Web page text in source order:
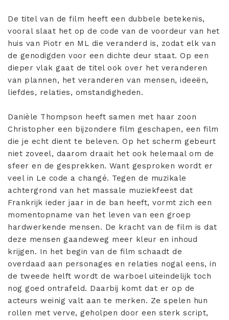
De titel van de film heeft een dubbele betekenis,
vooral slaat het op de code van de voordeur van het
huis van Piotr en ML die veranderd is, zodat elk van
de genodigden voor een dichte deur staat. Op een
dieper vlak gaat de titel ook over het veranderen
van plannen, het veranderen van mensen, ideeën,
liefdes, relaties, omstandigheden.
Danièle Thompson heeft samen met haar zoon
Christopher een bijzondere film geschapen, een film
die je echt dient te beleven. Op het scherm gebeurt
niet zoveel, daarom draait het ook helemaal om de
sfeer en de gesprekken. Want gesproken wordt er
veel in Le code a changé. Tegen de muzikale
achtergrond van het massale muziekfeest dat
Frankrijk ieder jaar in de ban heeft, vormt zich een
momentopname van het leven van een groep
hardwerkende mensen. De kracht van de film is dat
deze mensen gaandeweg meer kleur en inhoud
krijgen. In het begin van de film schaadt de
overdaad aan personages en relaties nogal eens, in
de tweede helft wordt de warboel uiteindelijk toch
nog goed ontrafeld. Daarbij komt dat er op de
acteurs weinig valt aan te merken. Ze spelen hun
rollen met verve, geholpen door een sterk script,